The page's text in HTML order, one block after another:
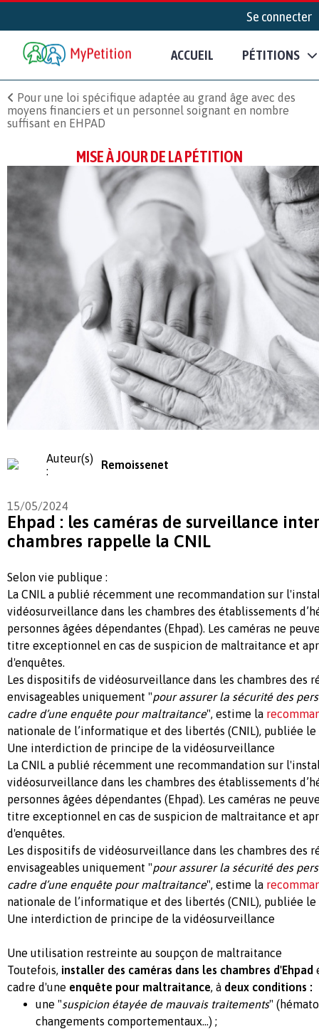
Se connecter
ACCUEIL PÉTITIONS
Pour une loi spécifique adaptée au grand âge avec des
moyens financiers et un personnel soignant en nombre
suffisant en EHPAD
MISE À JOUR DE LA PÉTITION
Auteur(s)
:
Remoissenet
15/05/2024
Ehpad : les caméras de surveillance
chambres rappelle la CNIL
Selon vie publique :
La CNIL a publié récemment une recommandation sur
vidéosurveillance dans les chambres des établissements
personnes âgées dépendantes (Ehpad). Les caméras ne
titre exceptionnel en cas de suspicion de maltraitance et
d'enquêtes.
Les dispositifs de vidéosurveillance dans les chambres des
envisageables uniquement "pour assurer la sécurité des
cadre d’une enquête pour maltraitance", estime la
nationale de l’informatique et des libertés (CNIL), publiée le
Une interdiction de principe de la vidéosurveillance
La CNIL a publié récemment une recommandation sur
vidéosurveillance dans les chambres des établissements
personnes âgées dépendantes (Ehpad). Les caméras ne
titre exceptionnel en cas de suspicion de maltraitance et
d'enquêtes.
Les dispositifs de vidéosurveillance dans les chambres des
envisageables uniquement "pour assurer la sécurité des
cadre d’une enquête pour maltraitance", estime la
nationale de l’informatique et des libertés (CNIL), publiée le
Une interdiction de principe de la vidéosurveillance
Une utilisation restreinte au soupçon de maltraitance
Toutefois, installer des caméras dans les chambres d'Ehpad
cadre d'une enquête pour maltraitance, à deux conditions :
une "suspicion étayée de mauvais traitements"
changements comportementaux...) ;